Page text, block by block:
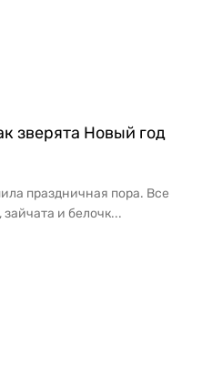
зверята Новый год
праздничная пора. Все
и белочк...